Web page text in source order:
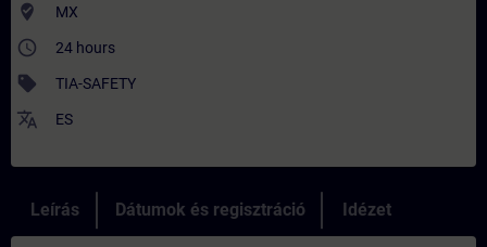
where_to_vote MX
access_time 24 hours
sell TIA-SAFETY
translate ES
Leírás Dátumok és regisztráció Idézet